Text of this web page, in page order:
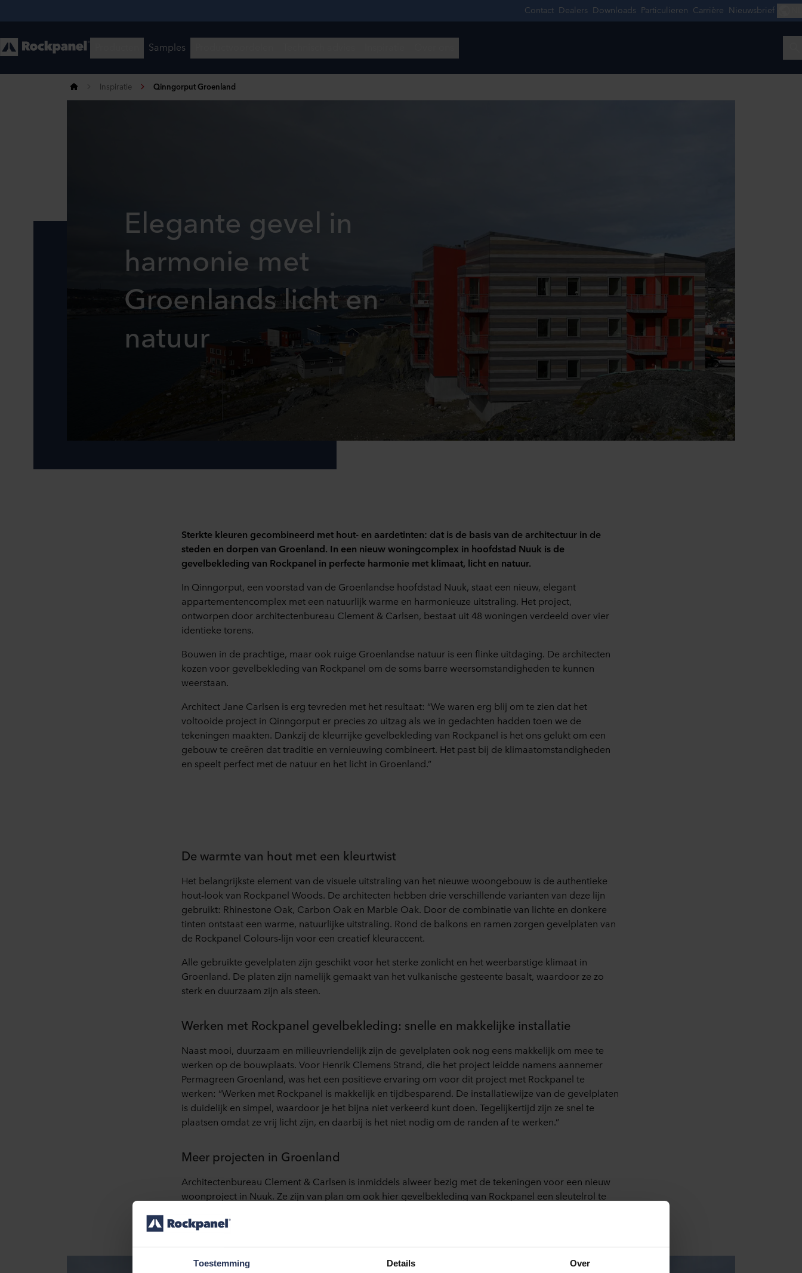
Toestemming Details Over
Inspiratie Qinngorput Groenland
Elegante gevel in
harmonie met
Groenlands licht en
natuur
Sterkte kleuren gecombineerd met hout- en aardetinten: dat is de basis van de architectuur in de
steden en dorpen van Groenland. In een nieuw woningcomplex in hoofdstad Nuuk is de
gevelbekleding van Rockpanel in perfecte harmonie met klimaat, licht en natuur.
In Qinngorput, een voorstad van de Groenlandse hoofdstad Nuuk, staat een nieuw, elegant
appartementencomplex met een natuurlijk warme en harmonieuze uitstraling. Het project,
ontworpen door architectenbureau Clement & Carlsen, bestaat uit 48 woningen verdeeld over vier
identieke torens.
Bouwen in de prachtige, maar ook ruige Groenlandse natuur is een flinke uitdaging. De architecten
kozen voor gevelbekleding van Rockpanel om de soms barre weersomstandigheden te kunnen
weerstaan.
Architect Jane Carlsen is erg tevreden met het resultaat: “We waren erg blij om te zien dat het
voltooide project in Qinngorput er precies zo uitzag als we in gedachten hadden toen we de
tekeningen maakten. Dankzij de kleurrijke gevelbekleding van Rockpanel is het ons gelukt om een
gebouw te creëren dat traditie en vernieuwing combineert. Het past bij de klimaatomstandigheden
en speelt perfect met de natuur en het licht in Groenland.”
De warmte van hout met een kleurtwist
Het belangrijkste element van de visuele uitstraling van het nieuwe woongebouw is de authentieke
hout-look van Rockpanel Woods. De architecten hebben drie verschillende varianten van deze lijn
gebruikt: Rhinestone Oak, Carbon Oak en Marble Oak. Door de combinatie van lichte en donkere
tinten ontstaat een warme, natuurlijke uitstraling. Rond de balkons en ramen zorgen gevelplaten van
de Rockpanel Colours-lijn voor een creatief kleuraccent.
Alle gebruikte gevelplaten zijn geschikt voor het sterke zonlicht en het weerbarstige klimaat in
Groenland. De platen zijn namelijk gemaakt van het vulkanische gesteente basalt, waardoor ze zo
sterk en duurzaam zijn als steen.
Werken met Rockpanel gevelbekleding: snelle en makkelijke installatie
Naast mooi, duurzaam en milieuvriendelijk zijn de gevelplaten ook nog eens makkelijk om mee te
werken op de bouwplaats. Voor Henrik Clemens Strand, die het project leidde namens aannemer
Permagreen Groenland, was het een positieve ervaring om voor dit project met Rockpanel te
werken: “Werken met Rockpanel is makkelijk en tijdbesparend. De installatiewijze van de gevelplaten
is duidelijk en simpel, waardoor je het bijna niet verkeerd kunt doen. Tegelijkertijd zijn ze snel te
plaatsen omdat ze vrij licht zijn, en daarbij is het niet nodig om de randen af te werken.”
Meer projecten in Groenland
Architectenbureau Clement & Carlsen is inmiddels alweer bezig met de tekeningen voor een nieuw
woonproject in Nuuk. Ze zijn van plan om ook hier gevelbekleding van Rockpanel een sleutelrol te